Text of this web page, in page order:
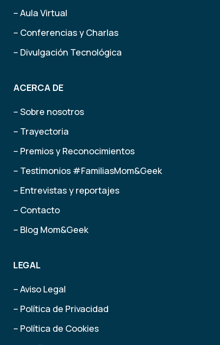
– Aula Virtual
– Conferencias y Charlas
– Divulgación Tecnológica
ACERCA DE
– Sobre nosotros
– Trayectoria
– Premios y Reconocimientos
– Testimonios #FamiliasMom&Geek
– Entrevistas y reportajes
– Contacto
– Blog Mom&Geek
LEGAL
– Aviso Legal
– Política de Privacidad
– Política de Cookies